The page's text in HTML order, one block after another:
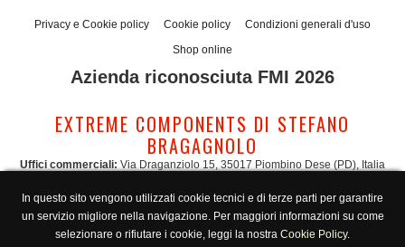
Privacy e Cookie policy Cookie policy
Condizioni generali d'uso
Shop online
Azienda riconosciuta FMI 2026
EXTREME COMPONENTS DI STEFANO
BRAGAGNOLO
Uffici commerciali: Via Draganziolo 15, 35017 Piombino Dese (PD), Italia
Italia
Amministrazione: admin@extreme-components.com-Commerciale:
commercial@extreme-components.com
In questo sito vengono utilizzati cookie tecnici e di terze parti per garantire
un servizio migliore nella navigazione. Per maggiori informazioni su come
selezionare o rifiutare i cookie, leggi la nostra Cookie Policy.